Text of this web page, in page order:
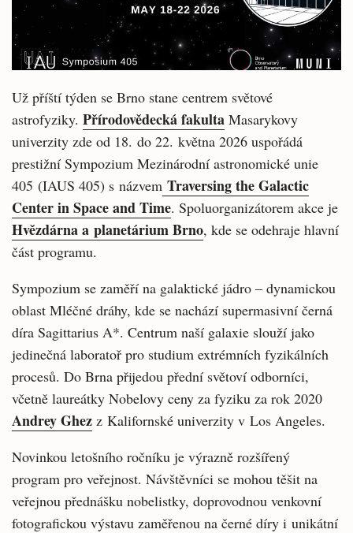
Už příští týden se Brno stane centrem světové
astrofyziky. Přírodovědecká fakulta Masarykovy
univerzity zde od 18. do 22. května 2026 uspořádá
prestižní Sympozium Mezinárodní astronomické unie
405 (IAUS 405) s názvem Traversing the Galactic
Center in Space and Time. Spoluorganizátorem akce je
Hvězdárna a planetárium Brno, kde se odehraje hlavní
část programu.
Sympozium se zaměří na galaktické jádro – dynamickou
oblast Mléčné dráhy, kde se nachází supermasivní černá
díra Sagittarius A*. Centrum naší galaxie slouží jako
jedinečná laboratoř pro studium extrémních fyzikálních
procesů. Do Brna přijedou přední světoví odborníci,
včetně laureátky Nobelovy ceny za fyziku za rok 2020
Andrey Ghez z Kalifornské univerzity v Los Angeles.
Novinkou letošního ročníku je výrazně rozšířený
program pro veřejnost. Návštěvníci se mohou těšit na
veřejnou přednášku nobelistky, doprovodnou venkovní
fotografickou výstavu zaměřenou na černé díry i unikátní